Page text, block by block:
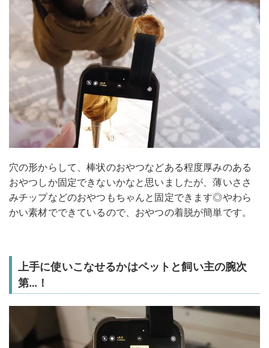
穴の形からして、棒状のおやつなどある程度厚みのある
おやつしか固定できないかなと思いましたが、薄いささ
みチップなどのおやつもちゃんと固定できます◎やわら
かい素材でできているので、おやつの着脱が簡単です。
上手に使いこなせるかはペットと飼い主の腕次
第…！